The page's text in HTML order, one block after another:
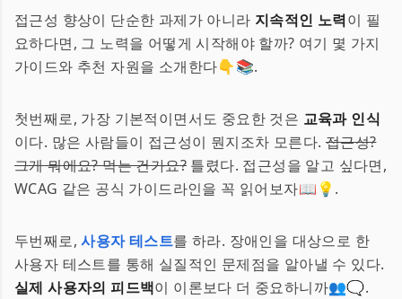
접근성 향상이 단순한 과제가 아니라 지속적인 노력이 필
요하다면, 그 노력을 어떻게 시작해야 할까? 여기 몇 가지
가이드와 추천 자원을 소개한다👇📚.
첫번째로, 가장 기본적이면서도 중요한 것은 교육과 인식
이다. 많은 사람들이 접근성이 뭔지조차 모른다.접근성?
그게 뭐에요? 먹는 건가요? 틀렸다. 접근성을 알고 싶다면,
WCAG 같은 공식 가이드라인을 꼭 읽어보자📖💡.
두번째로,사용자 테스트를 하라. 장애인을 대상으로 한
사용자 테스트를 통해 실질적인 문제점을 알아낼 수 있다.
실제 사용자의 피드백이 이론보다 더 중요하니까👥🗨️.